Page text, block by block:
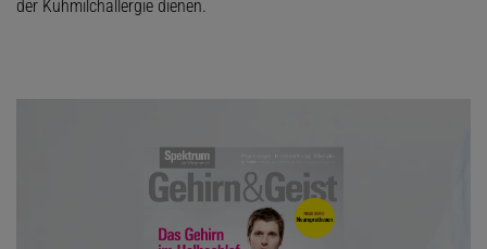
der Kuhmilchallergie dienen.